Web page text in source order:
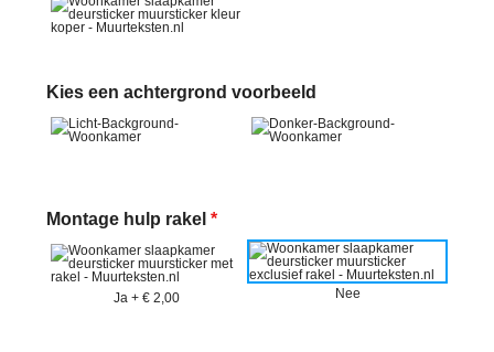
Kies een achtergrond voorbeeld
Montage hulp rakel *
Ja + € 2,00 Nee